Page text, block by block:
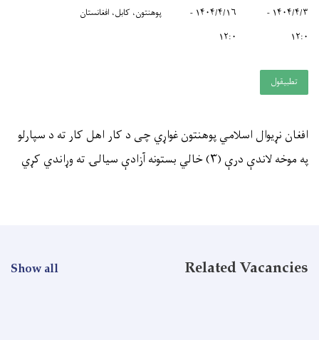
۱۴۰۴/۴/۳ -
۱۲:۰
۱۴۰۴/۴/۱۶ -
۱۲:۰
پوهنتون، کابل، افغانستان
تطبيقول
افغان نړیوال اسلامي پوهنتون غواړي چی د کار اهل کار ته د سپارلو
په موخه لاندې درې (۳) خالي بستونه آزادې سیالۍ ته وړاندي کړي
Related Vacancies
Show all